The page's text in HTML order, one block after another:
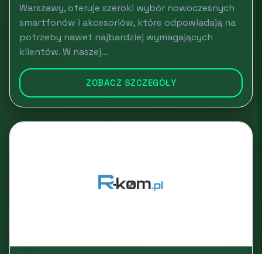
Warszawy, oferuje szeroki wybór nowoczesnych
smartfonów i akcesoriów, które odpowiadają na
potrzeby nawet najbardziej wymagających
klientów. W naszej...
ZOBACZ SZCZEGÓŁY